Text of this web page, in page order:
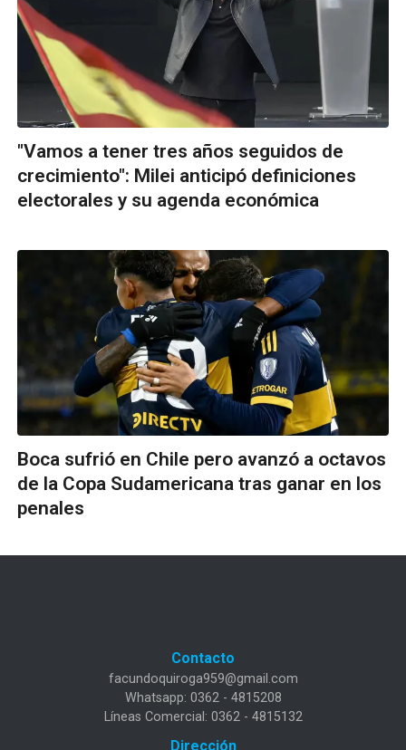
"Vamos a tener tres años seguidos de
crecimiento": Milei anticipó definiciones
electorales y su agenda económica
Boca sufrió en Chile pero avanzó a octavos
de la Copa Sudamericana tras ganar en los
penales
Contacto
facundoquiroga959@gmail.com
Whatsapp: 0362 - 4815208
Líneas Comercial: 0362 - 4815132
Dirección